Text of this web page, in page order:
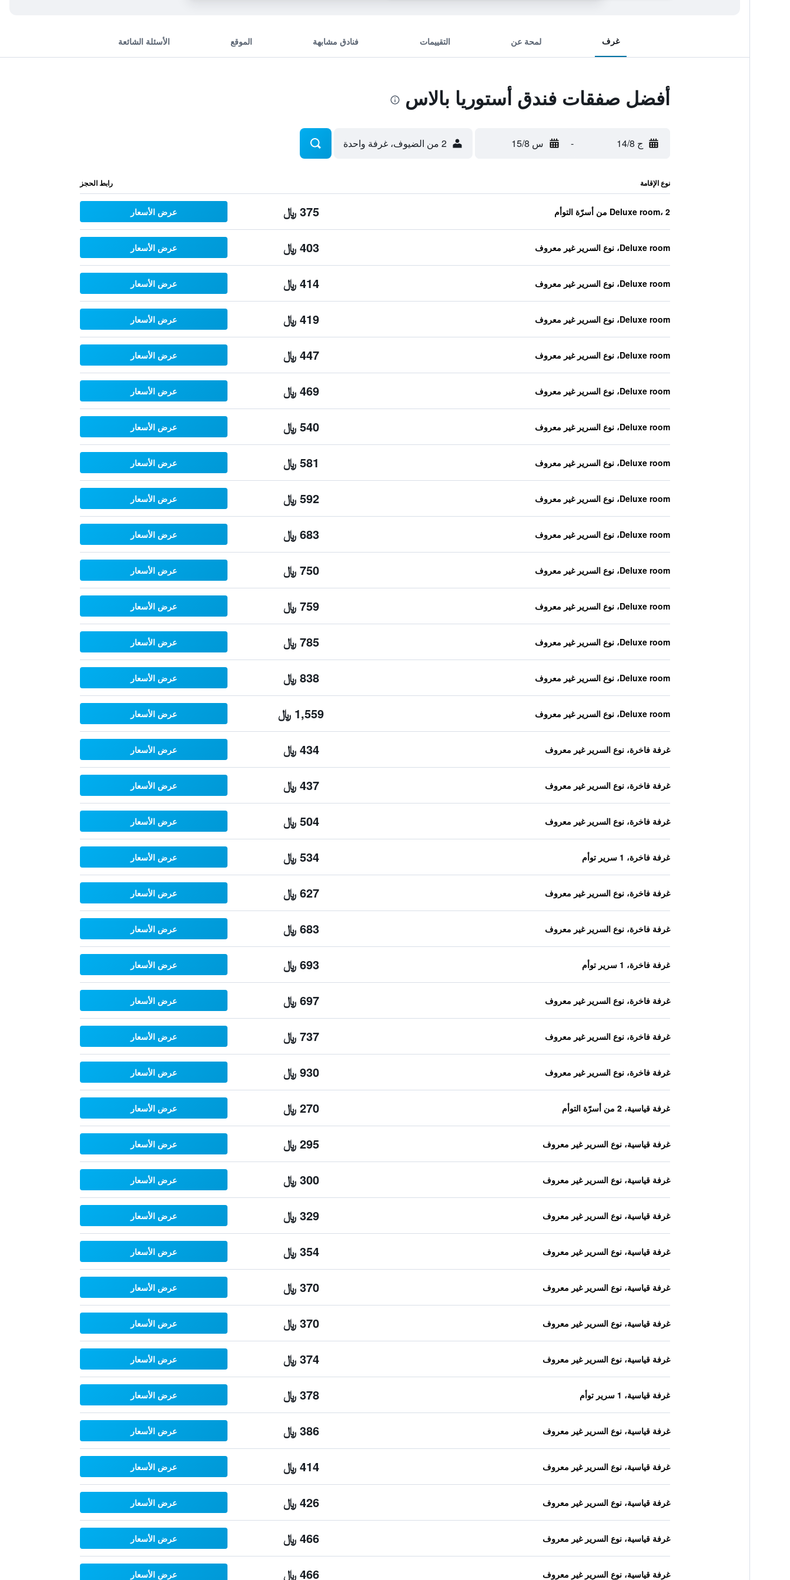
غرف لمحة عن التقييمات فنادق مشابهة الموقع الأسئلة الشائعة
أفضل صفقات فندق أستوريا بالاس
ج 14/8 - س 15/8 2 من الضيوف، غرفة واحدة
نوع الإقامة رابط الحجز
Deluxe room، 2 من أسرّة التوأم 375 ﷼ عرض الأسعار
Deluxe room، نوع السرير غير معروف 403 ﷼ عرض الأسعار
Deluxe room، نوع السرير غير معروف 414 ﷼ عرض الأسعار
Deluxe room، نوع السرير غير معروف 419 ﷼ عرض الأسعار
Deluxe room، نوع السرير غير معروف 447 ﷼ عرض الأسعار
Deluxe room، نوع السرير غير معروف 469 ﷼ عرض الأسعار
Deluxe room، نوع السرير غير معروف 540 ﷼ عرض الأسعار
Deluxe room، نوع السرير غير معروف 581 ﷼ عرض الأسعار
Deluxe room، نوع السرير غير معروف 592 ﷼ عرض الأسعار
Deluxe room، نوع السرير غير معروف 683 ﷼ عرض الأسعار
Deluxe room، نوع السرير غير معروف 750 ﷼ عرض الأسعار
Deluxe room، نوع السرير غير معروف 759 ﷼ عرض الأسعار
Deluxe room، نوع السرير غير معروف 785 ﷼ عرض الأسعار
Deluxe room، نوع السرير غير معروف 838 ﷼ عرض الأسعار
Deluxe room، نوع السرير غير معروف 1,559 ﷼ عرض الأسعار
غرفة فاخرة، نوع السرير غير معروف 434 ﷼ عرض الأسعار
غرفة فاخرة، نوع السرير غير معروف 437 ﷼ عرض الأسعار
غرفة فاخرة، نوع السرير غير معروف 504 ﷼ عرض الأسعار
غرفة فاخرة، 1 سرير توأم 534 ﷼ عرض الأسعار
غرفة فاخرة، نوع السرير غير معروف 627 ﷼ عرض الأسعار
غرفة فاخرة، نوع السرير غير معروف 683 ﷼ عرض الأسعار
غرفة فاخرة، 1 سرير توأم 693 ﷼ عرض الأسعار
غرفة فاخرة، نوع السرير غير معروف 697 ﷼ عرض الأسعار
غرفة فاخرة، نوع السرير غير معروف 737 ﷼ عرض الأسعار
غرفة فاخرة، نوع السرير غير معروف 930 ﷼ عرض الأسعار
غرفة قياسية، 2 من أسرّة التوأم 270 ﷼ عرض الأسعار
غرفة قياسية، نوع السرير غير معروف 295 ﷼ عرض الأسعار
غرفة قياسية، نوع السرير غير معروف 300 ﷼ عرض الأسعار
غرفة قياسية، نوع السرير غير معروف 329 ﷼ عرض الأسعار
غرفة قياسية، نوع السرير غير معروف 354 ﷼ عرض الأسعار
غرفة قياسية، نوع السرير غير معروف 370 ﷼ عرض الأسعار
غرفة قياسية، نوع السرير غير معروف 370 ﷼ عرض الأسعار
غرفة قياسية، نوع السرير غير معروف 374 ﷼ عرض الأسعار
غرفة قياسية، 1 سرير توأم 378 ﷼ عرض الأسعار
غرفة قياسية، نوع السرير غير معروف 386 ﷼ عرض الأسعار
غرفة قياسية، نوع السرير غير معروف 414 ﷼ عرض الأسعار
غرفة قياسية، نوع السرير غير معروف 426 ﷼ عرض الأسعار
غرفة قياسية، نوع السرير غير معروف 466 ﷼ عرض الأسعار
غرفة قياسية، نوع السرير غير معروف 466 ﷼ عرض الأسعار